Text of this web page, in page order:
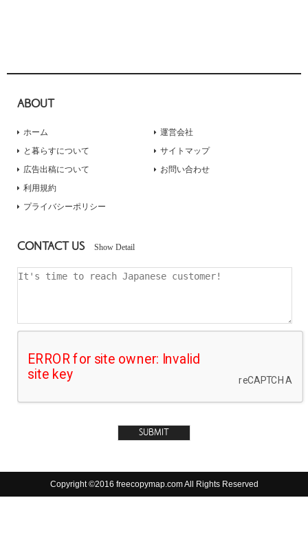
ABOUT
ホーム
と暮らすについて
広告出稿について
運営会社
サイトマップ
お問い合わせ
利用規約
プライバシーポリシー
CONTACT US Show Detail
Copyright ©2016 freecopymap.com All Rights Reserved